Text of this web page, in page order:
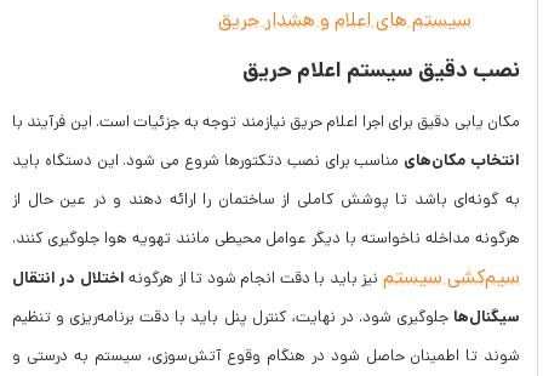
سیستم های اعلام و هشدار حریق
نصب دقیق سیستم اعلام حریق
مکان یابی دقیق برای اجرا اعلام حریق نیازمند توجه به جزئیات است. این فرآیند با
انتخاب مکان‌های مناسب برای نصب دتکتورها شروع می شود. این دستگاه باید
به گونه‌ای باشد تا پوشش کاملی از ساختمان را ارائه دهند و در عین حال از
هرگونه مداخله ناخواسته با دیگر عوامل محیطی مانند تهویه هوا جلوگیری کنند.
سیم‌کشی سیستمنیز باید با دقت انجام شود تا از هرگونهاختلال در انتقال
سیگنال‌هاجلوگیری شود. در نهایت، کنترل پنل باید با دقت برنامه‌ریزی و تنظیم
شوند تا اطمینان حاصل شود در هنگام وقوع آتش‌سوزی، سیستم به درستی و